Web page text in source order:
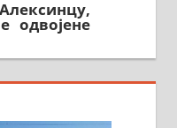
одвојене
уз другу.
Две